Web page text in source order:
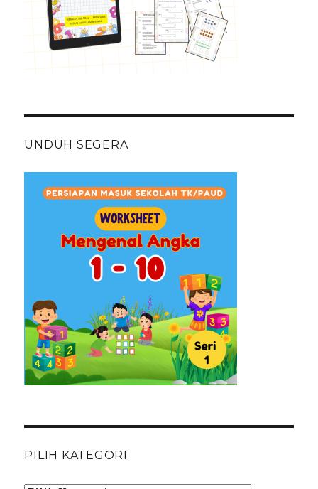
UNDUH SEGERA
PILIH KATEGORI